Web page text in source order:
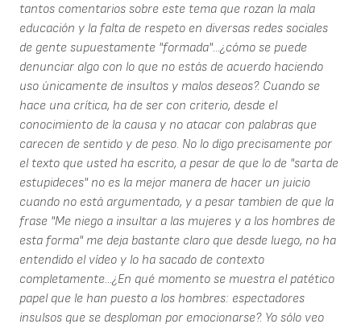
tantos comentarios sobre este tema que rozan la mala
educación y la falta de respeto en diversas redes sociales
de gente supuestamente "formada"...¿cómo se puede
denunciar algo con lo que no estás de acuerdo haciendo
uso únicamente de insultos y malos deseos?. Cuando se
hace una crítica, ha de ser con criterio, desde el
conocimiento de la causa y no atacar con palabras que
carecen de sentido y de peso. No lo digo precisamente por
el texto que usted ha escrito, a pesar de que lo de "sarta de
estupideces" no es la mejor manera de hacer un juicio
cuando no está argumentado, y a pesar tambien de que la
frase "Me niego a insultar a las mujeres y a los hombres de
esta forma" me deja bastante claro que desde luego, no ha
entendido el vídeo y lo ha sacado de contexto
completamente...¿En qué momento se muestra el patético
papel que le han puesto a los hombres: espectadores
insulsos que se desploman por emocionarse?. Yo sólo veo